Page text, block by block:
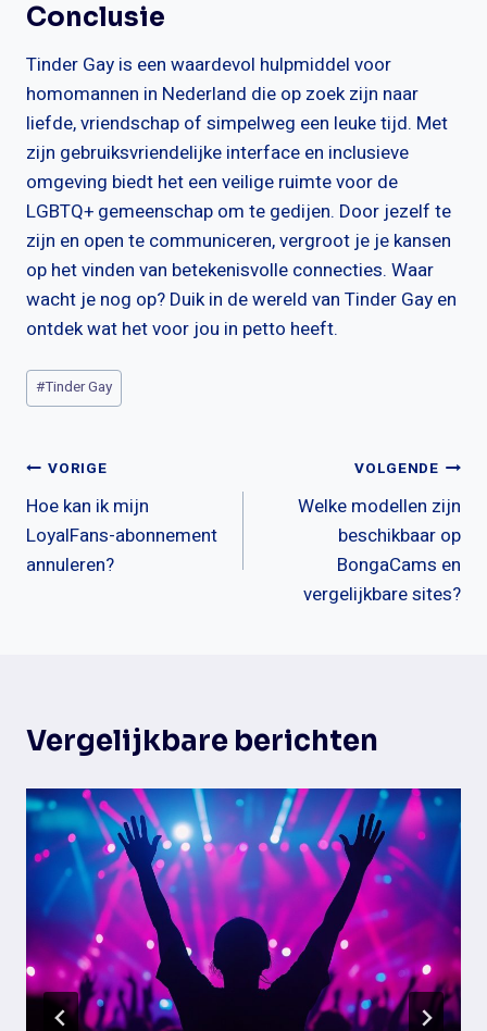
Conclusie
Tinder Gay is een waardevol hulpmiddel voor
homomannen in Nederland die op zoek zijn naar
liefde, vriendschap of simpelweg een leuke tijd. Met
zijn gebruiksvriendelijke interface en inclusieve
omgeving biedt het een veilige ruimte voor de
LGBTQ+ gemeenschap om te gedijen. Door jezelf te
zijn en open te communiceren, vergroot je je kansen
op het vinden van betekenisvolle connecties. Waar
wacht je nog op? Duik in de wereld van Tinder Gay en
ontdek wat het voor jou in petto heeft.
Bericht
tags:
#Tinder Gay
Bericht
navigatie
VORIGE
Hoe kan ik mijn
LoyalFans-abonnement
annuleren?
VOLGENDE
Welke modellen zijn
beschikbaar op
BongaCams en
vergelijkbare sites?
Vergelijkbare berichten